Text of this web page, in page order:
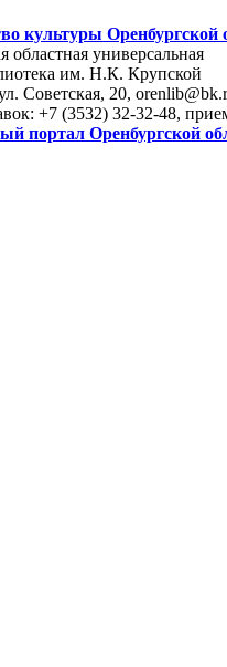
культуры Оренбургской
областная универсальная
им. Н.К. Крупской
Советская, 20,
+7 (3532) 32-32-48,
портал Оренбургской